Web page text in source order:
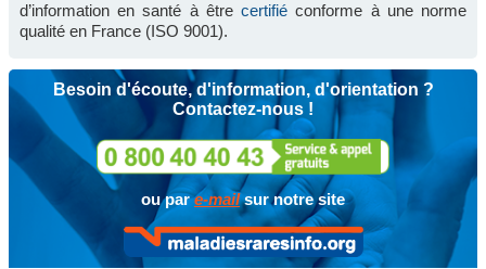
d’information en santé à êtrecertifié conforme à une norme
qualité en France (ISO 9001).
Besoin d'écoute, d'information, d'orientation ?
Contactez-nous !
ou pare-mailsur notre site